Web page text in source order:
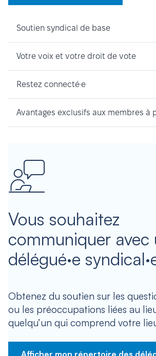
Soutien syndical de base
Votre voix et votre droit de vote
Restez connecté·e
Avantages exclusifs aux membres à
Vous souhaitez
communiquer avec
délégué·e
Obtenez du soutien sur les
ou les préoccupations liées au
quelqu’un qui comprend votre
Afficher mon répertoire des